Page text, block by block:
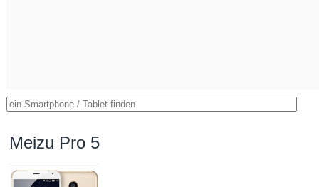
Meizu Pro 5